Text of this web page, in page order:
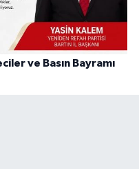
ve Basın Bayramı